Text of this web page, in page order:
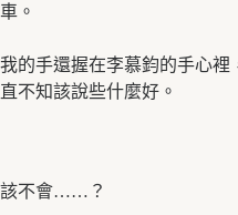
車。
我的手還握在李慕鈞的手心裡
直不知該說些什麼好。
該不會……？